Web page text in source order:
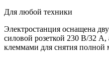
Для любой техники
Электростанция оснащена
силовой розеткой 230 В/32
клеммами для снятия полной